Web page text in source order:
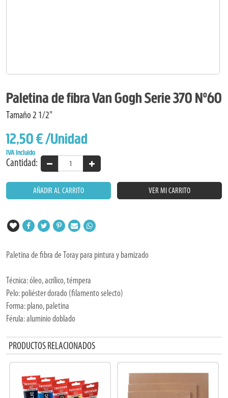
Paletina de fibra Van Gogh Serie 370 Nº60
Tamaño 2 1/2"
12,50 €/Unidad
IVA Incluido
Cantidad:
AÑADIR AL CARRITO VER MI CARRITO
Paletina de fibra de Toray para pintura y barnizado
Técnica: óleo, acrílico, témpera
Pelo: poliéster dorado (filamento selecto)
Forma: plano, paletina
Férula: aluminio doblado
Características: Pelo flexible, resistente al desgaste y relativamente suave
PRODUCTOS RELACIONADOS